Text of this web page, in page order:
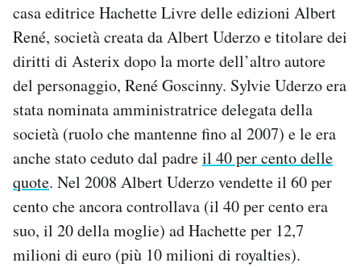
casa editrice Hachette Livre delle edizioni Albert
René, società creata da Albert Uderzo e titolare dei
diritti di Asterix dopo la morte dell’altro autore
del personaggio, René Goscinny. Sylvie Uderzo era
stata nominata amministratrice delegata della
società (ruolo che mantenne fino al 2007) e le era
anche stato ceduto dal padreil 40 per cento delle
quote. Nel 2008 Albert Uderzo vendette il 60 per
cento che ancora controllava (il 40 per cento era
suo, il 20 della moglie) ad Hachette per 12,7
milioni di euro (più 10 milioni di royalties).